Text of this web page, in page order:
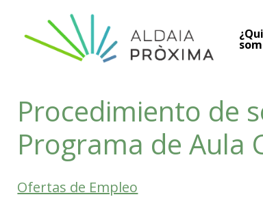
Saltar al contenido
Navegación principal
Procedimiento de
Programa de Aula
Ofertas de Empleo